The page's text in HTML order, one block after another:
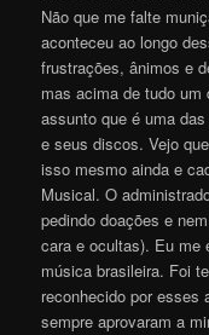
Não que me falte
aconteceu ao longo
frustrações, ânimos e
mas acima de tudo um
assunto que é uma
e seus discos. Vejo
isso mesmo ainda e
Musical. O
pedindo doações e
cara e ocultas). Eu me
música brasileira. Foi
reconhecido por esses
sempre aprovaram a